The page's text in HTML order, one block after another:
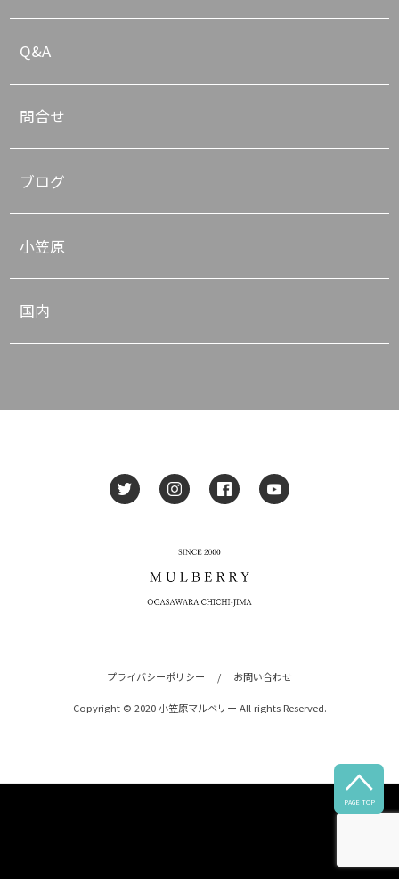

PAGE TOP
Q&A
問合せ
ブログ
小笠原
国内
プライバシーポリシー / お問い合わせ
Copyright © 2020 小笠原マルベリー All rights Reserved.